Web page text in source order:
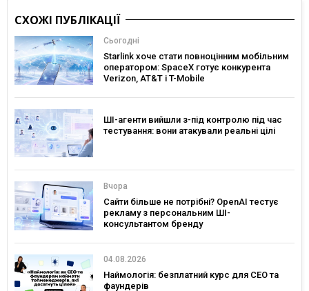
СХОЖІ ПУБЛІКАЦІЇ
Сьогодні
Starlink хоче стати повноцінним мобільним
оператором: SpaceX готує конкурента
Verizon, AT&T і T-Mobile
ШІ-агенти вийшли з-під контролю під час
тестування: вони атакували реальні цілі
Вчора
Сайти більше не потрібні? OpenAI тестує
рекламу з персональним ШІ-
консультантом бренду
04.08.2026
Наймологія: безплатний курс для CEO та
фаундерів